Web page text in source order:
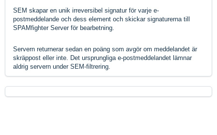
SEM skapar en unik irreversibel signatur för varje e-
postmeddelande och dess element och skickar signaturerna till
SPAMfighter Server för bearbetning.
Servern returnerar sedan en poäng som avgör om meddelandet är
skräppost eller inte. Det ursprungliga e-postmeddelandet lämnar
aldrig servern under SEM-filtrering.